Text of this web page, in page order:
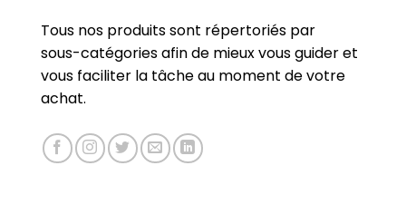
Tous nos produits sont répertoriés par
sous-catégories afin de mieux vous guider et
vous faciliter la tâche au moment de votre
achat.